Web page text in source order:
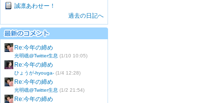
誠凛あわせー！
過去の日記へ
Re:今年の締め
光明礁@Twitter生息 (1/10 10:05)
Re:今年の締め
ひょうが-hyouga- (1/4 12:28)
Re:今年の締め
光明礁@Twitter生息 (1/2 21:54)
Re:今年の締め